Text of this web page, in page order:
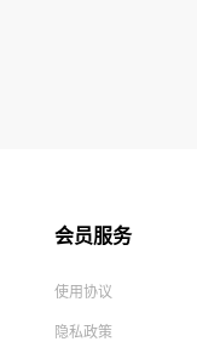
会员服务
使用协议
隐私政策